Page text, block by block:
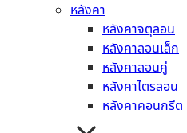
หลังคา
หลังคาจตุลอน
หลังคาลอนเล็ก
หลังคาลอนคู่
หลังคาไตรลอน
หลังคาคอนกรีต
อ่านเพิ่ม
จระเข้ อิลาสติก ชิลด์